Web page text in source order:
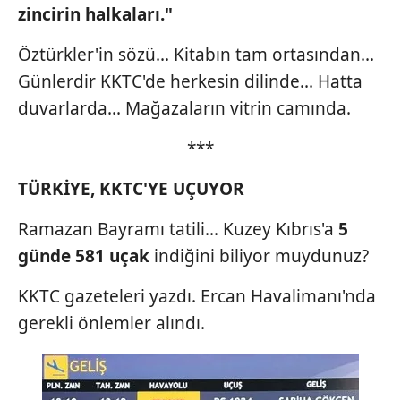
zincirin halkaları."
Öztürkler'in sözü... Kitabın tam ortasından...
Günlerdir KKTC'de herkesin dilinde... Hatta
duvarlarda... Mağazaların vitrin camında.
***
TÜRKİYE, KKTC'YE UÇUYOR
Ramazan Bayramı tatili... Kuzey Kıbrıs'a 5
günde 581 uçak indiğini biliyor muydunuz?
KKTC gazeteleri yazdı. Ercan Havalimanı'nda
gerekli önlemler alındı.